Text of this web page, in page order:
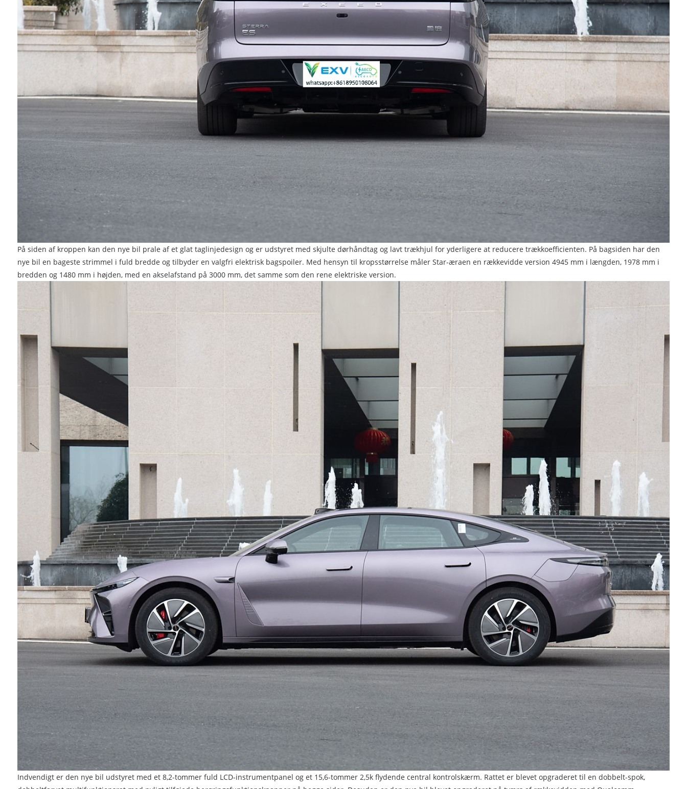
På siden af ​​kroppen kan den nye bil prale af et glat taglinjedesign og er udstyret med skjulte dørhåndtag og lavt trækhjul for yderligere at reducere trækkoefficienten. På bagsiden har den
nye bil en bageste strimmel i fuld bredde og tilbyder en valgfri elektrisk bagspoiler. Med hensyn til kropsstørrelse måler Star-æraen en rækkevidde version 4945 mm i længden, 1978 mm i
bredden og 1480 mm i højden, med en akselafstand på 3000 mm, det samme som den rene elektriske version.
Indvendigt er den nye bil udstyret med et 8,2-tommer fuld LCD-instrumentpanel og et 15,6-tommer 2,5k flydende central kontrolskærm. Rattet er blevet opgraderet til en dobbelt-spok,